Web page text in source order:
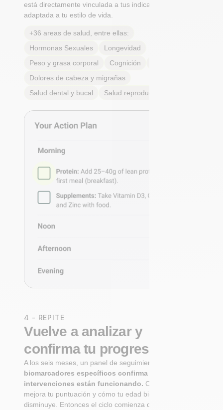
está directamente vinculada a tus indicadores y
adaptada a tu estilo de vida.
+36 areas de salud, entre ellas:
Hormonas Sexuales
Longevidad
Peso y grasa corporal
Cognición
Dolores de cabeza y migrañas
Salud dental y bucal
Salud reproductiva
4 - REPITE
Vuelve a analizar y
confirma tu progreso
A los seis meses, un panel de seguimiento de
biomarcadores específicos confirma si tus
intervenciones están funcionando.Observa cómo
mejora tu puntuación y cómo tu edad biológica
disminuye. Entonces el ciclo comienza de nuevo: Más